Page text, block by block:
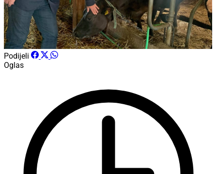
Podijeli
Oglas